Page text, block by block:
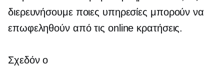
διερευνήσουμε ποιες υπηρεσίες μπορούν να
επωφεληθούν από τις online κρατήσεις.
Σχεδόν ο